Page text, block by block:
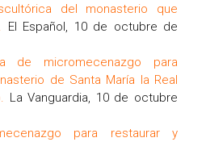
del monasterio que
. El Español, 10 de octubre de
de micromecenazgo para
de Santa María la Real
. La Vanguardia, 10 de octubre
para restaurar y